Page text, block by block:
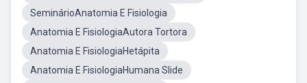
SeminárioAnatomia E Fisiologia
Anatomia E FisiologiaAutora Tortora
Anatomia E FisiologiaHetápita
Anatomia E FisiologiaHumana Slide